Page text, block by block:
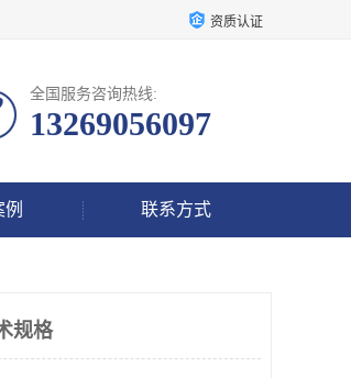
资质认证
全国服务咨询热线:
13269056097
联系方式
规格